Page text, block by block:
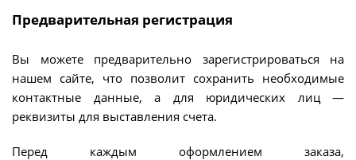
Предварительная регистрация
Вы можете предварительно зарегистрироваться на
нашем сайте, что позволит сохранить необходимые
контактные данные, а для юридических лиц —
реквизиты для выставления счета.
Перед каждым оформлением заказа,